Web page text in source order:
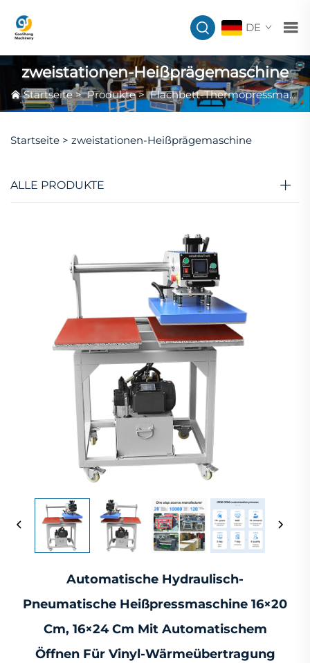
DE
zweistationen-Heißprägemaschine
Startseite>Produkte>Flachbett-Thermopressmaschine
Startseite > zweistationen-Heißprägemaschine
ALLE PRODUKTE
Automatische Hydraulisch-
Pneumatische Heißpressmaschine 16×20
Cm, 16×24 Cm Mit Automatischem
Öffnen Für Vinyl-Wärmeübertragung